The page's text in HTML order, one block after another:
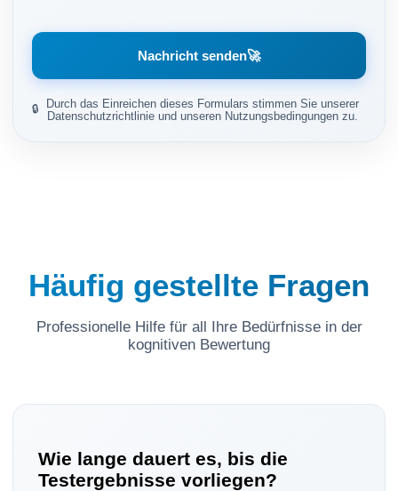
Nachricht senden🚀
🔒
Durch das Einreichen dieses Formulars stimmen Sie unserer
Datenschutzrichtlinie und unseren Nutzungsbedingungen zu.
Häufig gestellte Fragen
Professionelle Hilfe für all Ihre Bedürfnisse in der
kognitiven Bewertung
Wie lange dauert es, bis die
Testergebnisse vorliegen?